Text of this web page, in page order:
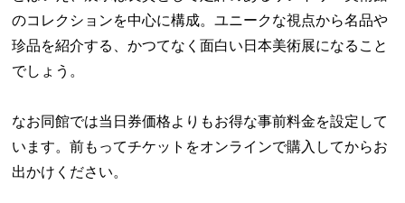
のコレクションを中心に構成。ユニークな視点から名品や
珍品を紹介する、かつてなく面白い日本美術展になること
でしょう。
なお同館では当日券価格よりもお得な事前料金を設定して
います。前もってチケットをオンラインで購入してからお
出かけください。